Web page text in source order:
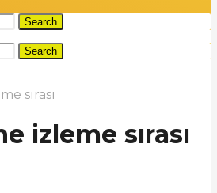
Search
Search
sırası
izleme sırası